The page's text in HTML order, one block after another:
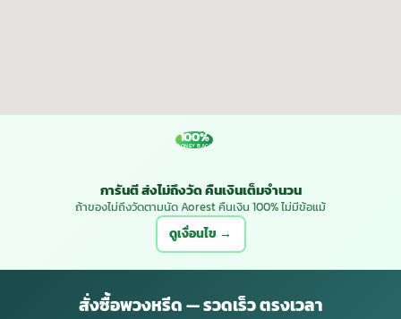
100%
MONEY BACK
การันตี ส่งไม่ถึงวัด คืนเงินเต็มจำนวน
ถ้าของไม่ถึงวัดตามนัด Aorest คืนเงิน 100% ไม่มีข้อแม้
ดูเงื่อนไข →
สั่งซื้อพวงหรีด — รวดเร็ว ตรงเวลา